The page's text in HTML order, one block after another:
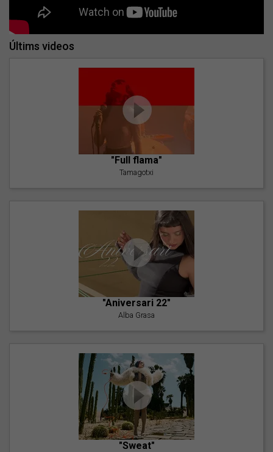
Últims videos
"Full flama"
Tamagotxi
"Aniversari 22"
Alba Grasa
"Sweat"